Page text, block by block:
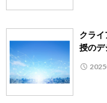
クラ
授のデ